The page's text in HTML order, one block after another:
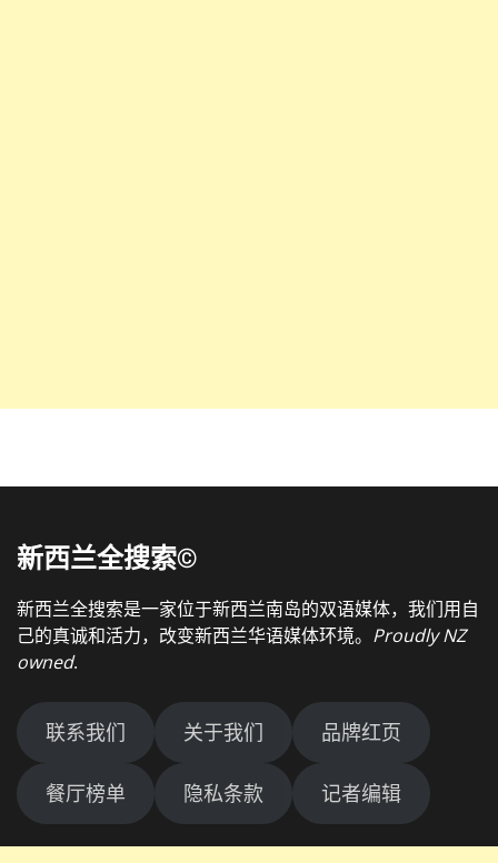
新西兰全搜索©
新西兰全搜索是一家位于新西兰南岛的双语媒体，我们用自
己的真诚和活力，改变新西兰华语媒体环境。 Proudly NZ
owned.
联系我们 关于我们 品牌红页
餐厅榜单 隐私条款 记者编辑